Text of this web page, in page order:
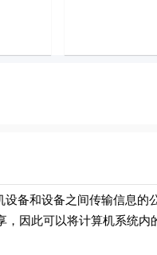
和设备之间传输信息的
，因此可以将计算机系统内